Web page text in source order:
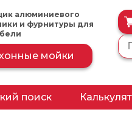
алюминиевого
и фурнитуры для
мойки
поиск